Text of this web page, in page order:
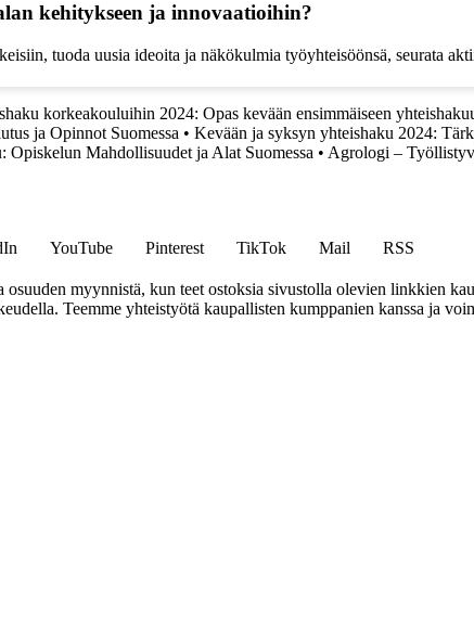
kehitykseen ja innovaatioihin?
tuoda uusia ideoita ja näkökulmia työyhteisöönsä, seurata
korkeakouluihin 2024: Opas kevään ensimmäiseen
ja Opinnot Suomessa • Kevään ja syksyn yhteishaku 2024:
Opiskelun Mahdollisuudet ja Alat Suomessa • Agrologi –
YouTube Pinterest TikTok Mail
RSS
myynnistä, kun teet ostoksia sivustolla olevien linkkien
Teemme yhteistyötä kaupallisten kumppanien kanssa ja